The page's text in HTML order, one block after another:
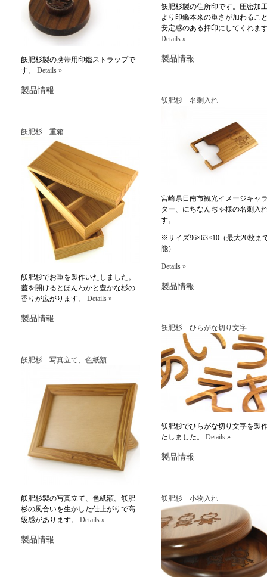
飫肥杉製の住所印です。圧密加
より印鑑本来の重さが加わるこ
安定感のある押印にしてくれま
Details »
製品情報
飫肥杉製の携帯用印鑑ストラップで
す。 Details »
製品情報
飫肥杉 名刺入れ
宮崎県日南市観光イメージキャ
ター、にちなんぢゃ様の名刺入
す。
※サイズ96×63×10（最大20枚ま
能）
Details »
製品情報
飫肥杉 重箱
飫肥杉でお重を製作いたしました。
蓋を開けるとほんわかと豊かな杉の
香りが広がります。 Details »
製品情報
飫肥杉 ひらがな切り文字
飫肥杉でひらがな切り文字を製
たしました。 Details »
製品情報
飫肥杉 写真立て、色紙額
飫肥杉製の写真立て、色紙額。飫肥
杉の風合いを生かした仕上がりで高
級感があります。 Details »
製品情報
飫肥杉 小物入れ